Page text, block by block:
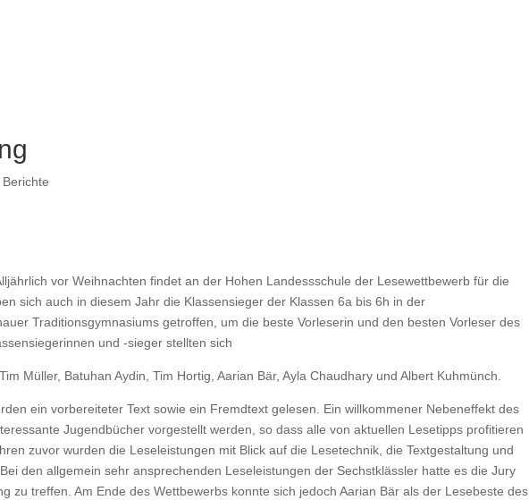
Berichte
vor Weihnachten findet an der Hohen Landessschule der Lesewettbewerb für die
sich auch in diesem Jahr die Klassensieger der Klassen 6a bis 6h in der
Traditionsgymnasiums getroffen, um die beste Vorleserin und den besten Vorleser des
und -sieger stellten sich
Müller, Batuhan Aydin, Tim Hortig, Aarian Bär, Ayla Chaudhary und Albert Kuhmünch.
ein vorbereiteter Text sowie ein Fremdtext gelesen. Ein willkommener Nebeneffekt des
Jugendbücher vorgestellt werden, so dass alle von aktuellen Lesetipps profitieren
zuvor wurden die Leseleistungen mit Blick auf die Lesetechnik, die Textgestaltung und
den allgemein sehr ansprechenden Leseleistungen der Sechstklässler hatte es die Jury
zu treffen. Am Ende des Wettbewerbs konnte sich jedoch Aarian Bär als der Lesebeste des